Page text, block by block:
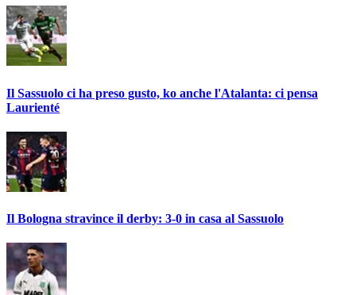
Il Sassuolo ci ha preso gusto, ko anche l'Atalanta: ci pensa
Laurienté
Il Bologna stravince il derby: 3-0 in casa al Sassuolo